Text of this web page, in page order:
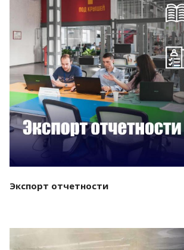
Смотреть проект
Экспорт отчетности